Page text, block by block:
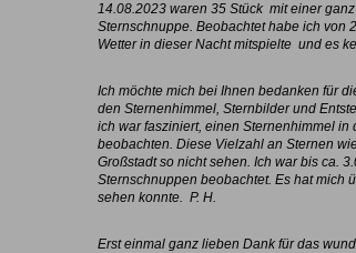
14.08.2023 waren 35 Stück mit einer
Sternschnuppe. Beobachtet habe ich von
Wetter in dieser Nacht mitspielte und es
Ich möchte mich bei Ihnen bedanken für
den Sternenhimmel, Sternbilder und
ich war fasziniert, einen Sternenhimmel
beobachten. Diese Vielzahl an Sternen
Großstadt so nicht sehen. Ich war bis ca.
Sternschnuppen beobachtet. Es hat mich
sehen konnte. P. H.
Erst einmal ganz lieben Dank für das